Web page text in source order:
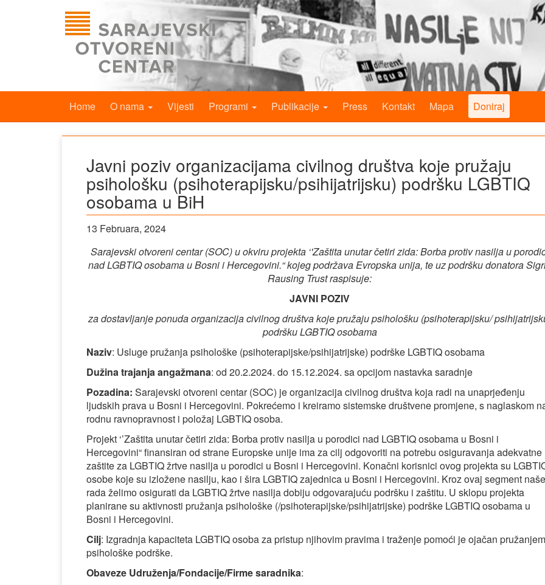
Home O nama Vijesti Programi Publikacije Press Kontakt Mapa Doniraj
Javni poziv organizacijama civilnog društva koje pružaju
psihološku (psihoterapijsku/psihijatrijsku) podršku LGBTIQ
osobama u BiH
13 Februara, 2024
Sarajevski otvoreni centar (SOC) u okviru projekta ‘'Zaštita unutar četiri zida: Borba protiv nasilja u
nad LGBTIQ osobama u Bosni i Hercegovini.“ kojeg podržava Evropska unija, te uz podršku donatora
Rausing Trust raspisuje:
JAVNI POZIV
za dostavljanje ponuda organizacija civilnog društva koje pružaju psihološku (psihoterapijsku/
podršku LGBTIQ osobama
Naziv: Usluge pružanja psihološke (psihoterapijske/psihijatrijske) podrške LGBTIQ osobama
Dužina trajanja angažmana: od 20.2.2024. do 15.12.2024. sa opcijom nastavka saradnje
Pozadina: Sarajevski otvoreni centar (SOC) je organizacija civilnog društva koja radi na unaprjeđenju
ljudskih prava u Bosni i Hercegovini. Pokrećemo i kreiramo sistemske društvene promjene, s naglaskom
rodnu ravnopravnost i položaj LGBTIQ osoba.
Projekt ‘’Zaštita unutar četiri zida: Borba protiv nasilja u porodici nad LGBTIQ osobama u Bosni i
Hercegovini“ finansiran od strane Europske unije ima za cilj odgovoriti na potrebu osiguravanja adekvatne
zaštite za LGBTIQ žrtve nasilja u porodici u Bosni i Hercegovini. Konačni korisnici ovog projekta su
osobe koje su izložene nasilju, kao i šira LGBTIQ zajednica u Bosni i Hercegovini. Kroz ovaj segment
rada želimo osigurati da LGBTIQ žrtve nasilja dobiju odgovarajuću podršku i zaštitu. U sklopu projekta
planirane su aktivnosti pružanja psihološke (/psihoterapijske/psihijatrijske) podrške LGBTIQ osobama u
Bosni i Hercegovini.
Cilj: Izgradnja kapaciteta LGBTIQ osoba za pristup njihovim pravima i traženje pomoći je ojačan pružanjem
psihološke podrške.
Obaveze Udruženja/Fondacije/Firme saradnika: